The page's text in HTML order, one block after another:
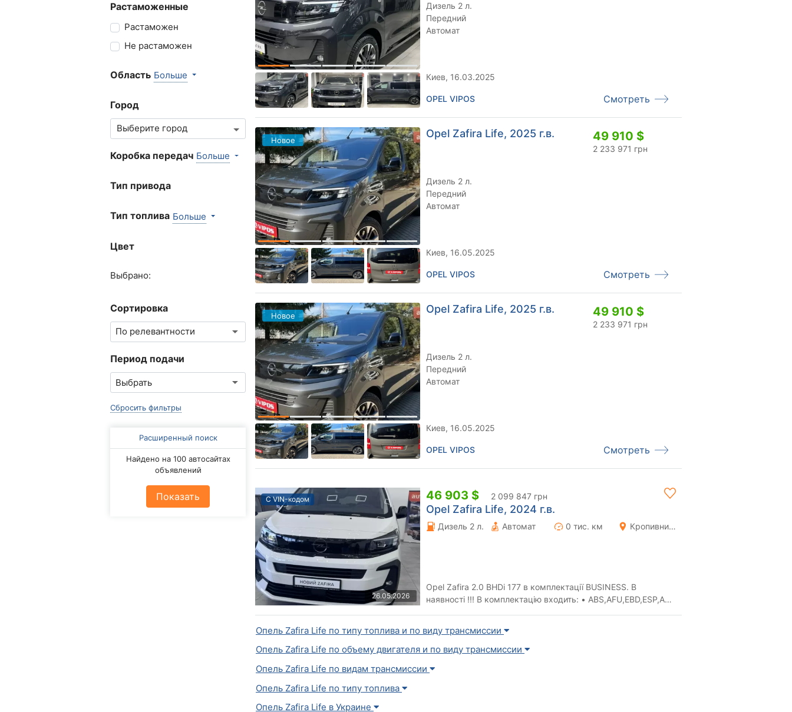
Растаможенные
Растаможен
Не растаможен
Область Больше
Город
Коробка передач Больше
Тип привода
Тип топлива Больше
Цвет
Выбрано:
Сортировка
Период подачи
Сбросить фильтры
Расширенный поиск
Найдено на 100 автосайтах
объявлений
Показать
Дизель 2 л.
Передний
Автомат
Киев, 16.03.2025
OPEL VIPOS Смотреть
Новое
Opel Zafira Life, 2025 г.в. 49 910 $
2 233 971 грн
Дизель 2 л.
Передний
Автомат
Киев, 16.05.2025
OPEL VIPOS Смотреть
Новое
Opel Zafira Life, 2025 г.в. 49 910 $
2 233 971 грн
Дизель 2 л.
Передний
Автомат
Киев, 16.05.2025
OPEL VIPOS Смотреть
С VIN-кодом
26.05.2026
46 903 $ 2 099 847 грн
Opel Zafira Life, 2024 г.в.
Дизель 2 л. Автомат 0 тис. км Кропивницкий (Кировоград)
Opel Zafira 2.0 BHDi 177 в комплектації BUSINESS. В
наявності !!! В комплектацію входить: • ABS,AFU,EBD,ESP,ARS
Опель Zafira Life по типу топлива и по виду трансмиссии
Опель Zafira Life по объему двигателя и по виду трансмиссии
Опель Zafira Life по видам трансмиссии
Опель Zafira Life по типу топлива
Опель Zafira Life в Украине